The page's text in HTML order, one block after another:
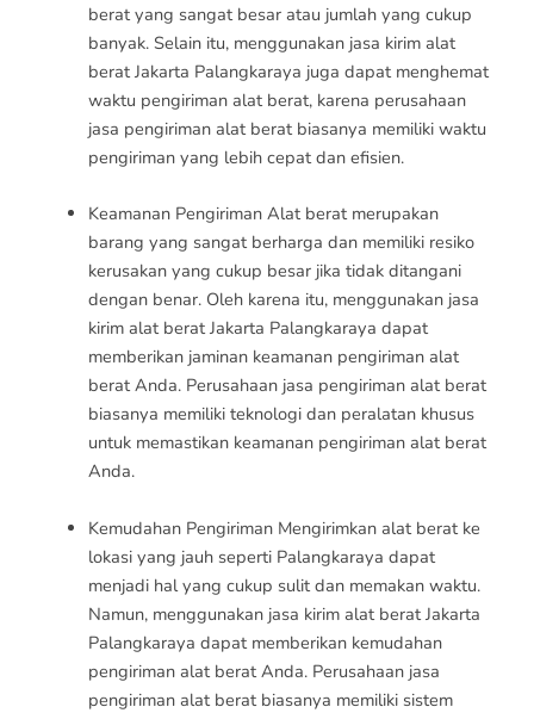
berat yang sangat besar atau jumlah yang cukup
banyak. Selain itu, menggunakan jasa kirim alat
berat Jakarta Palangkaraya juga dapat menghemat
waktu pengiriman alat berat, karena perusahaan
jasa pengiriman alat berat biasanya memiliki waktu
pengiriman yang lebih cepat dan efisien.
Keamanan Pengiriman Alat berat merupakan
barang yang sangat berharga dan memiliki resiko
kerusakan yang cukup besar jika tidak ditangani
dengan benar. Oleh karena itu, menggunakan jasa
kirim alat berat Jakarta Palangkaraya dapat
memberikan jaminan keamanan pengiriman alat
berat Anda. Perusahaan jasa pengiriman alat berat
biasanya memiliki teknologi dan peralatan khusus
untuk memastikan keamanan pengiriman alat berat
Anda.
Kemudahan Pengiriman Mengirimkan alat berat ke
lokasi yang jauh seperti Palangkaraya dapat
menjadi hal yang cukup sulit dan memakan waktu.
Namun, menggunakan jasa kirim alat berat Jakarta
Palangkaraya dapat memberikan kemudahan
pengiriman alat berat Anda. Perusahaan jasa
pengiriman alat berat biasanya memiliki sistem